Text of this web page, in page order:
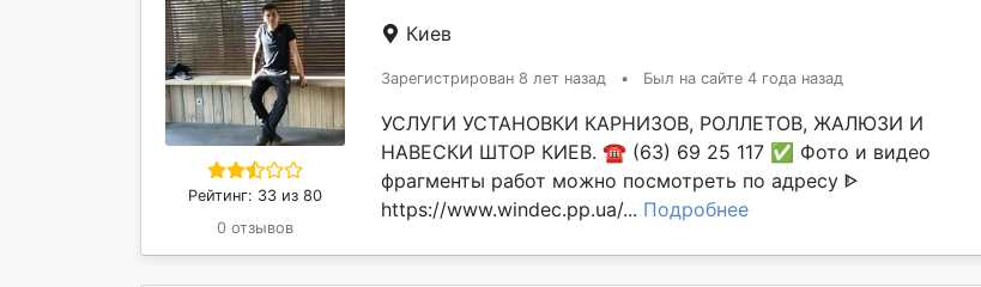
Рейтинг: 33 из 80
0 отзывов
Киев
Зарегистрирован 8 лет назад • Был на сайте 4 года назад
УСЛУГИ УСТАНОВКИ КАРНИЗОВ, РОЛЛЕТОВ, ЖАЛЮЗИ И
НАВЕСКИ ШТОР КИЕВ. ☎️ (63) 69 25 117 ✅️ Фото и видео
фрагменты работ можно посмотреть по адресу ᐈ
https://www.windec.pp.ua/... Подробнее